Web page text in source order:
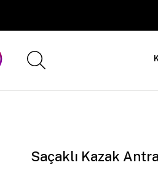
Saçaklı Kazak